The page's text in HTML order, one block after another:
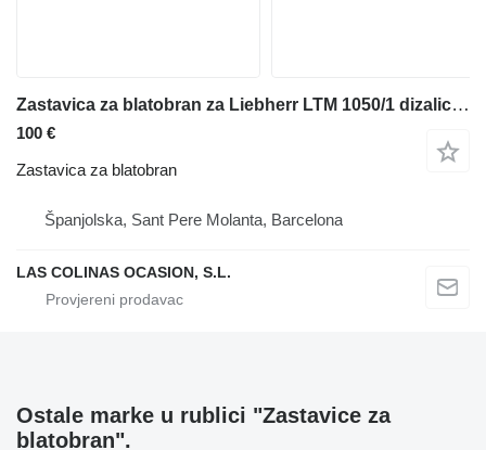
Zastavica za blatobran za Liebherr LTM 1050/1 dizalice za sve terene
100 €
Zastavica za blatobran
Španjolska, Sant Pere Molanta, Barcelona
LAS COLINAS OCASION, S.L.
Ostale marke u rublici "Zastavice za
blatobran".